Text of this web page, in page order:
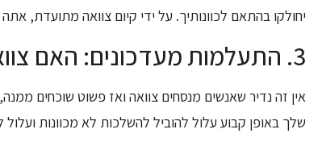
יחולקו בהתאם לכוונותיך. על ידי קיום צוואה מתועדת,
3. התעלמות מעדכונים: האם צוואתך משקפת את רצונך הנוכחי?
אין זה נדיר שאנשים מנסחים צוואה ואז פשוט שוכחים
שלך באופן קבוע עלול להוביל להשלכות לא מכוונות